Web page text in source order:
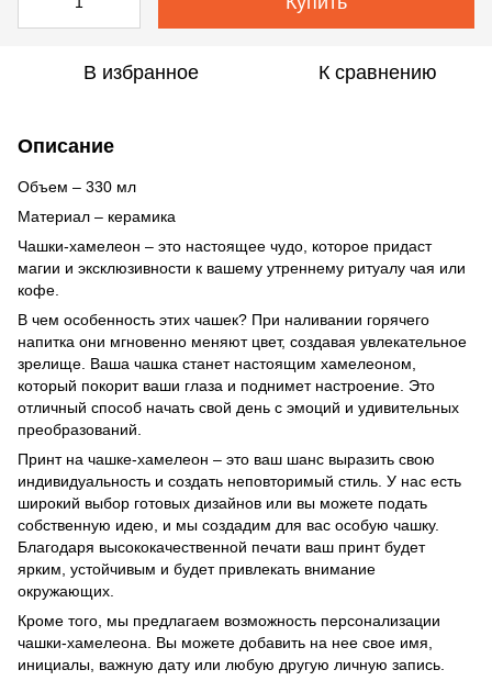
В избранное К сравнению
Описание
Объем – 330 мл
Материал – керамика
Чашки-хамелеон – это настоящее чудо, которое придаст
магии и эксклюзивности к вашему утреннему ритуалу чая или
кофе.
В чем особенность этих чашек? При наливании горячего
напитка они мгновенно меняют цвет, создавая увлекательное
зрелище. Ваша чашка станет настоящим хамелеоном,
который покорит ваши глаза и поднимет настроение. Это
отличный способ начать свой день с эмоций и удивительных
преобразований.
Принт на чашке-хамелеон – это ваш шанс выразить свою
индивидуальность и создать неповторимый стиль. У нас есть
широкий выбор готовых дизайнов или вы можете подать
собственную идею, и мы создадим для вас особую чашку.
Благодаря высококачественной печати ваш принт будет
ярким, устойчивым и будет привлекать внимание
окружающих.
Кроме того, мы предлагаем возможность персонализации
чашки-хамелеона. Вы можете добавить на нее свое имя,
инициалы, важную дату или любую другую личную запись.